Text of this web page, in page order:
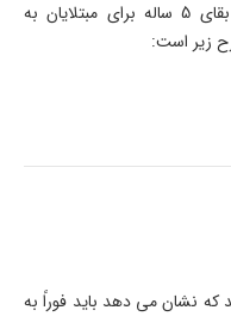
به عنوان مثال، طبق یک مطالعه، میزان بقای 5 ساله برای مبتلایان به
زیر است:
که نشان می دهد باید فوراً به